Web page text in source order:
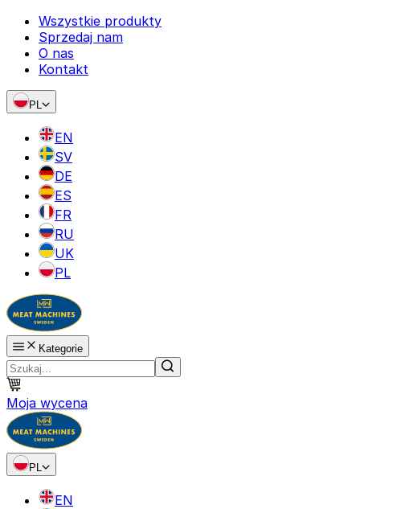
Wszystkie produkty
Sprzedaj nam
O nas
Kontakt
PL
EN
SV
DE
ES
FR
RU
UK
PL
Kategorie
Moja wycena
PL
EN